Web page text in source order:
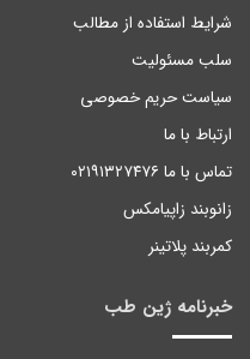
شرایط استفاده از مطالب
سلب مسئولیت
سیاست حریم خصوصی
ارتباط با ما
تماس با ما ۰۲۱۹۱۳۲۷۴۷۶
زانوبند زاپیامکس
کمربند پلاتینر
خبرنامه ژین طب